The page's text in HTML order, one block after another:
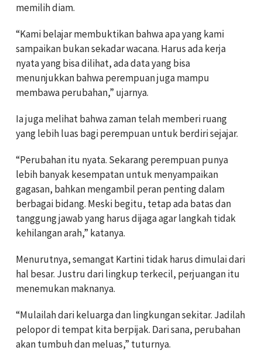
memilih diam.
“Kami belajar membuktikan bahwa apa yang kami
sampaikan bukan sekadar wacana. Harus ada kerja
nyata yang bisa dilihat, ada data yang bisa
menunjukkan bahwa perempuan juga mampu
membawa perubahan,” ujarnya.
Ia juga melihat bahwa zaman telah memberi ruang
yang lebih luas bagi perempuan untuk berdiri sejajar.
“Perubahan itu nyata. Sekarang perempuan punya
lebih banyak kesempatan untuk menyampaikan
gagasan, bahkan mengambil peran penting dalam
berbagai bidang. Meski begitu, tetap ada batas dan
tanggung jawab yang harus dijaga agar langkah tidak
kehilangan arah,” katanya.
Menurutnya, semangat Kartini tidak harus dimulai dari
hal besar. Justru dari lingkup terkecil, perjuangan itu
menemukan maknanya.
“Mulailah dari keluarga dan lingkungan sekitar. Jadilah
pelopor di tempat kita berpijak. Dari sana, perubahan
akan tumbuh dan meluas,” tuturnya.